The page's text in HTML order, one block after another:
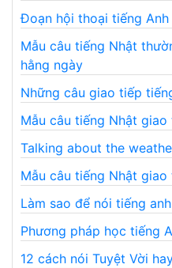
Đoạn hội thoại tiếng
Mẫu câu tiếng Nhật
hằng ngày
Những câu giao tiếp
Mẫu câu tiếng Nhật
Talking about the
Mẫu câu tiếng Nhật
Làm sao để nói tiếng
Phương pháp học tiếng
12 cách nói Tuyệt Vời